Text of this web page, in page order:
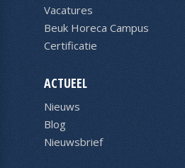
Vacatures
Beuk Horeca Campus
Certificatie
ACTUEEL
Nieuws
Blog
Nieuwsbrief